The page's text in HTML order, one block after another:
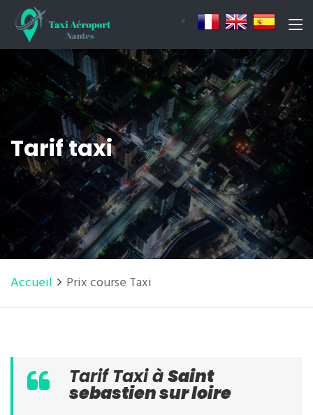
Tarif taxi
Accueil Prix course Taxi
Tarif Taxi àSaint
sebastien sur loire